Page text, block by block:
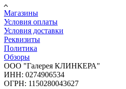
Магазины
Условия оплаты
Условия доставки
Реквизиты
Политика
Обзоры
ООО "Галерея КЛИНКЕРА"
ИНН: 0274906534
ОГРН: 1150280043627